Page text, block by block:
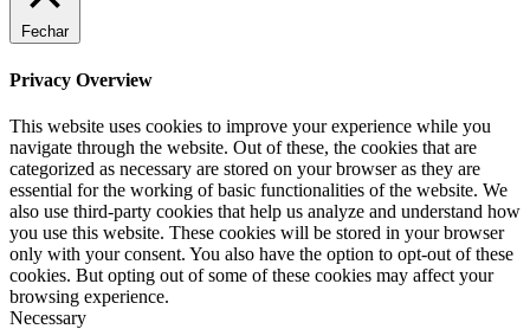
Fechar
Privacy Overview
This website uses cookies to improve your experience while you
navigate through the website. Out of these, the cookies that are
categorized as necessary are stored on your browser as they are
essential for the working of basic functionalities of the website. We
also use third-party cookies that help us analyze and understand how
you use this website. These cookies will be stored in your browser
only with your consent. You also have the option to opt-out of these
cookies. But opting out of some of these cookies may affect your
browsing experience.
Necessary